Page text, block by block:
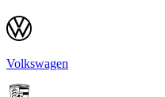
Volkswagen